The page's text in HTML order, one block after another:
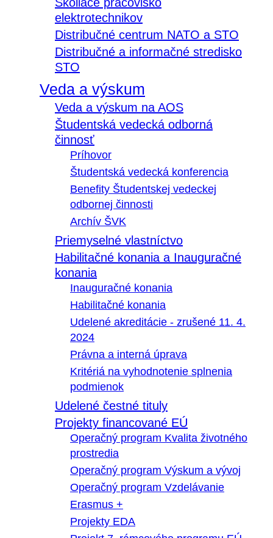
elektrotechnikov
Distribučné centrum NATO a STO
Distribučné a informačné stredisko
STO
Veda a výskum
Veda a výskum na AOS
Študentská vedecká odborná
činnosť
Príhovor
Študentská vedecká konferencia
Benefity Študentskej vedeckej
odbornej činnosti
Archív ŠVK
Priemyselné vlastníctvo
Habilitačné konania a Inauguračné
konania
Inauguračné konania
Habilitačné konania
Udelené akreditácie - zrušené 11. 4.
2024
Právna a interná úprava
Kritériá na vyhodnotenie splnenia
podmienok
Udelené čestné tituly
Projekty financované EÚ
Operačný program Kvalita životného
prostredia
Operačný program Výskum a vývoj
Operačný program Vzdelávanie
Erasmus +
Projekty EDA